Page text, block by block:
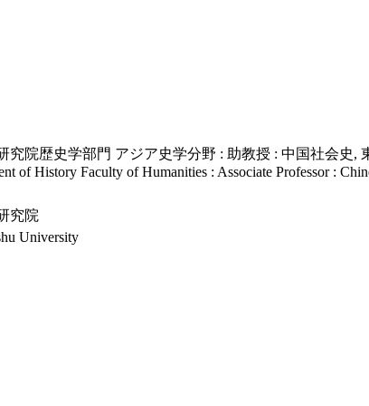
究院歴史学部門 アジア史学分野 : 助教授 : 中国社会史,
of History Faculty of Humanities : Associate Professor :
究院
University